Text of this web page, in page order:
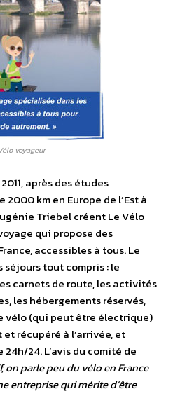
voyageur
après des études
km en Europe de l’Est à
Triebel créent Le Vélo
qui propose des
accessibles à tous. Le
tout compris : le
carnets de route, les activités
les hébergements réservés,
vélo (qui peut être électrique)
récupéré à l’arrivée, et
24. L’avis du comité de
on parle peu du vélo en France
entreprise qui mérite d’être